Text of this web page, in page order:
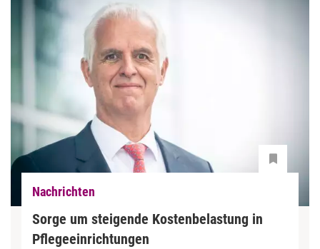
Nachrichten
Sorge um steigende Kostenbelastung in
Pflegeeinrichtungen